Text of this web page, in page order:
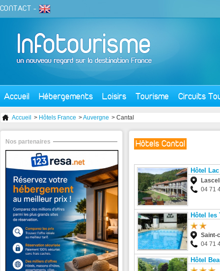
CONTACT -
Accueil Hébergements Loisirs Tourisme Circuits
Accueil > Hôtels France >Auvergne > Cantal
Hôtels Cantal
Hôtel
04 71
Hôtel les
Saint-
04 71
Hôtel
Nos partenaires